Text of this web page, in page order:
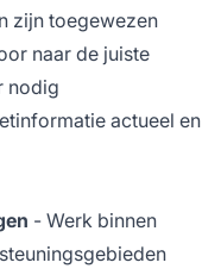
zijn toegewezen
naar de juiste
nodig
actueel en
- Werk binnen